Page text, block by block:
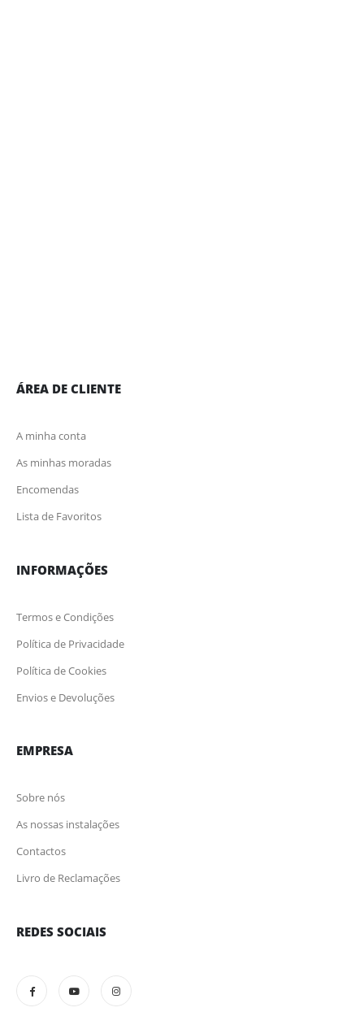
ÁREA DE CLIENTE
A minha conta
As minhas moradas
Encomendas
Lista de Favoritos
INFORMAÇÕES
Termos e Condições
Política de Privacidade
Política de Cookies
Envios e Devoluções
EMPRESA
Sobre nós
As nossas instalações
Contactos
Livro de Reclamações
REDES SOCIAIS